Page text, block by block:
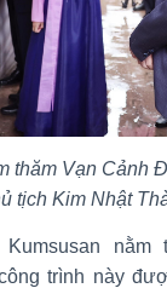
thăm Vạn Cảnh
tịch Kim Nhật
nằm
trình này